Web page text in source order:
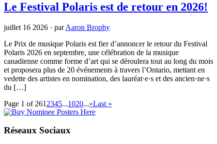
Le Festival Polaris est de retour en 2026!
juillet 16 2026 · parAaron Brophy
Le Prix de musique Polaris est fier d’annoncer le retour du Festival
Polaris 2026 en septembre, une célébration de la musique
canadienne comme forme d’art qui se déroulera tout au long du mois
et proposera plus de 20 événements à travers l’Ontario, mettant en
vedette des artistes en nomination, des lauréat·e·s et des ancien·ne·s
du […]
Page 1 of 261 2345...1020...»Last »
Réseaux Sociaux